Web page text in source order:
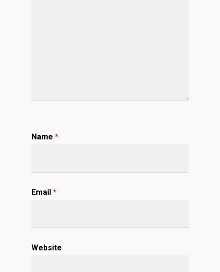
Name *
Email *
Website